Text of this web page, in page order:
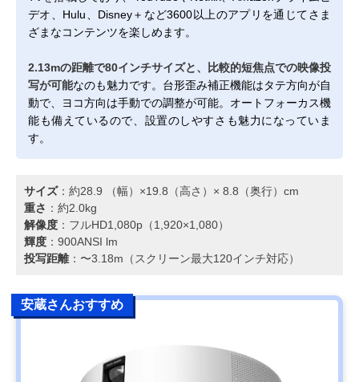
デオ、Hulu、Disney＋など3600以上のアプリを通じてさま
ざまなコンテンツを楽しめます。
2.13mの距離で80インチサイズと、比較的短焦点での映像投
写が可能なのも魅力です。台形歪み補正機能はタテ方向が自
動で、ヨコ方向は手動での調整が可能。オートフォーカス機
能も備えているので、設置のしやすさも魅力になっていま
す。
サイズ：約28.9 （幅）×19.8（高さ）× 8.8（奥行）cm
重さ ：約2.0kg
解像度 ：フルHD1,080p（1,920×1,080）
輝度 ：900ANSI lm
投写距離：〜3.18m（スクリーン最大120インチ対応）
安蔵さんおすすめ